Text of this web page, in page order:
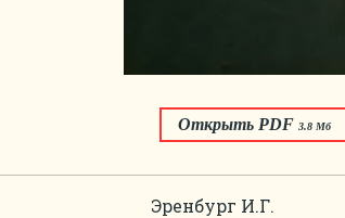
Открыть PDF 3.8 Мб
Эренбург И.Г.